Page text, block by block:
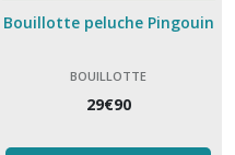
Bouillotte peluche Pingouin
BOUILLOTTE
29€90